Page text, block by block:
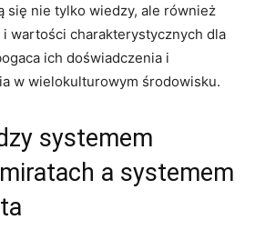
się nie tylko wiedzy, ale również
wartości charakterystycznych dla
ich doświadczenia i
w‌ wielokulturowym środowisku.
systemem
a systemem⁢